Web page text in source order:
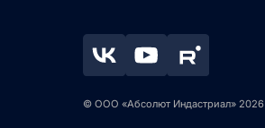
© ООО «Абсолют Индастриал» 2026